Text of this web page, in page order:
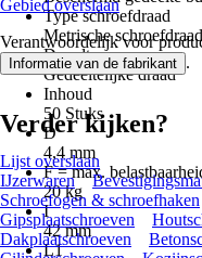
Type schroefdraad
Metrische schroefdraad
Draadtype
Gedeeltelijke draad
Inhoud
50 Stuks
D
4,4 mm
F = max.
20 kg
I
42 mm
L1
Gebied overslaan
Verantwoordelijk voor
Informatie van de fabrikant .
Verder kijken?
Lijst overslaan
IJzerwaren
Schroefogen & schroefhaken
Gipsplaatschroeven
Dakplaatschroeven